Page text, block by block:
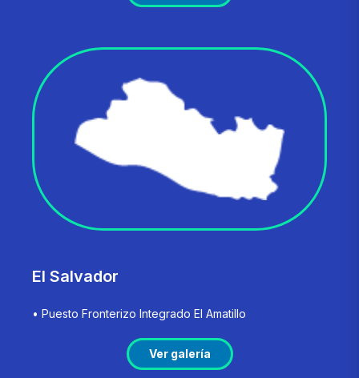
El Salvador
• Puesto Fronterizo Integrado El Amatillo
Ver galería